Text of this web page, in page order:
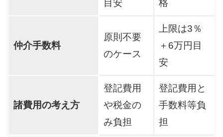
目安
格
仲介手数料
原則不要
のケース
上限は3％
＋6万円目
安
諸費用の考え方
登記費用
や税金の
み負担
登記費用と
手数料等負
担